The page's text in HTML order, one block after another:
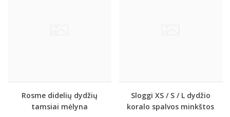
Rosme didelių dydžių
tamsiai mėlyna
Sloggi XS / S / L dydžio
koralo spalvos minkštos